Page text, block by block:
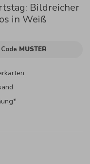
Bildreicher
in Weiß
MUSTER